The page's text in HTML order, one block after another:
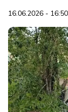
16.06.2026 - 16:50